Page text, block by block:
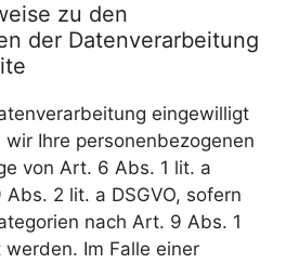
zu den
der Datenverarbeitung
eingewilligt
Ihre personenbezogenen
von Art. 6 Abs. 1 lit. a
2 lit. a DSGVO, sofern
nach Art. 9 Abs. 1
werden. Im Falle einer